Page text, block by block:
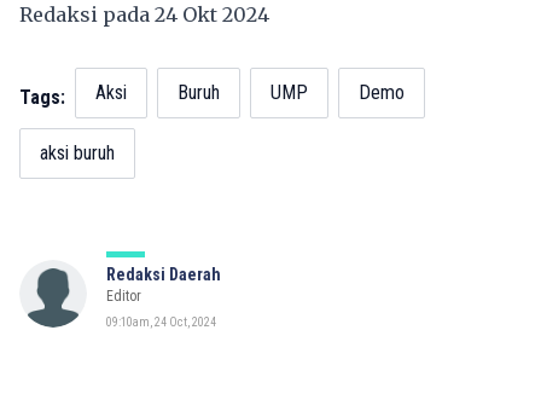
Redaksi pada 24 Okt 2024
Tags: Aksi Buruh UMP Demo
aksi buruh
Redaksi Daerah
Editor
09:10am, 24 Oct, 2024